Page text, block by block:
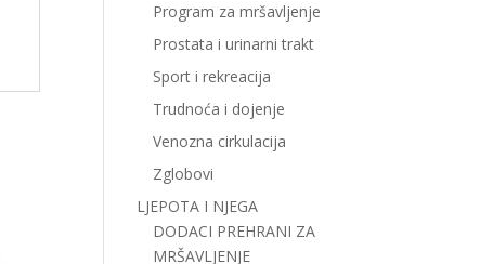
Program za mršavljenje
Prostata i urinarni trakt
Sport i rekreacija
Trudnoća i dojenje
Venozna cirkulacija
Zglobovi
LJEPOTA I NJEGA
DODACI PREHRANI ZA
MRŠAVLJENJE